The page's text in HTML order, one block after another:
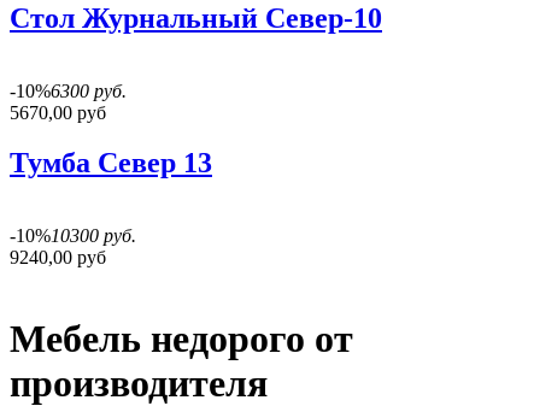
Стол Журнальный Север-10
-10%6300 руб.
5670,00 руб
Тумба Север 13
-10%10300 руб.
9240,00 руб
Мебель недорого от
производителя